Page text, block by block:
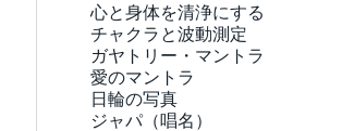
心と身体を清浄にする
チャクラと波動測定
ガヤトリー・マントラ
愛のマントラ
日輪の写真
ジャパ（唱名）